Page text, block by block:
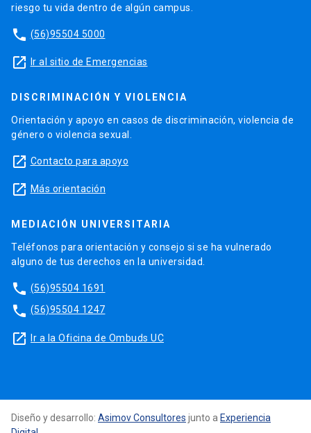
riesgo tu vida dentro de algún campus.
phone (56)95504 5000
launch Ir al sitio de Emergencias
DISCRIMINACIÓN Y VIOLENCIA
Orientación y apoyo en casos de discriminación, violencia de
género o violencia sexual.
launch Contacto para apoyo
launch Más orientación
MEDIACIÓN UNIVERSITARIA
Teléfonos para orientación y consejo si se ha vulnerado
alguno de tus derechos en la universidad.
phone (56)95504 1691
phone (56)95504 1247
launch Ir a la Oficina de Ombuds UC
Diseño y desarrollo: Asimov Consultores junto a Experiencia